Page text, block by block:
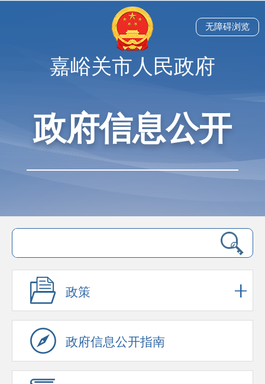
嘉峪关市人民政府
政府信息公开
无障碍浏览
政策
政府信息公开指南